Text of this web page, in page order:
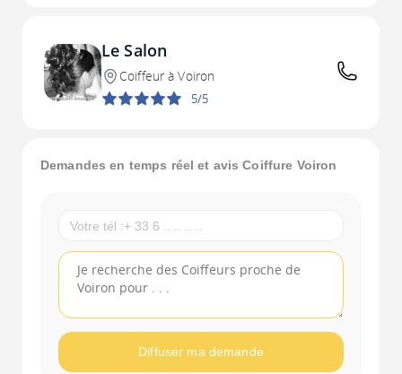
Le Salon
Coiffeur à Voiron
5/5
Demandes en temps réel et avis Coiffure Voiron
Diffuser ma demande